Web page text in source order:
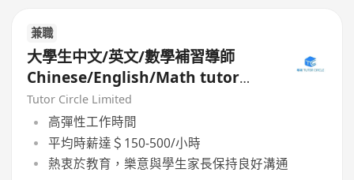
兼職
大學生中文/英文/數學補習導師
Chinese/English/Math tutor
(Part Time/Freelancer)
Tutor Circle Limited
高彈性工作時間
平均時薪達＄150-500/小時
熱衷於教育，樂意與學生家長保持良好溝通